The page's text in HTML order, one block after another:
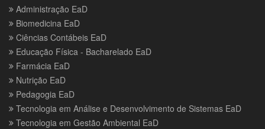
Administração EaD
Biomedicina EaD
Ciências Contábeis EaD
Educação Física - Bacharelado EaD
Farmácia EaD
Nutrição EaD
Pedagogia EaD
Tecnologia em Análise e Desenvolvimento de Sistemas EaD
Tecnologia em Gestão Ambiental EaD